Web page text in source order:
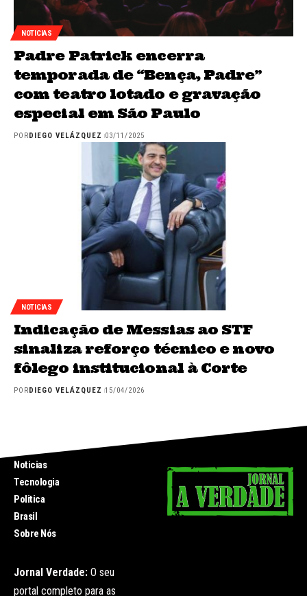
NOTICIAS
Padre Patrick encerra
temporada de “Bença, Padre”
com teatro lotado e gravação
especial em São Paulo
POR DIEGO VELÁZQUEZ 03/11/2025
NOTICIAS
Indicação de Messias ao STF
sinaliza reforço técnico e novo
fôlego institucional à Corte
POR DIEGO VELÁZQUEZ 15/04/2026
Noticias
Tecnologia
Politica
Brasil
Sobre Nós
Jornal Verdade: O seu
portal completo para as